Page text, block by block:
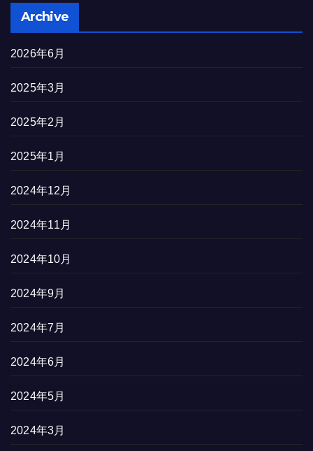
Archive
2026年6月
2025年3月
2025年2月
2025年1月
2024年12月
2024年11月
2024年10月
2024年9月
2024年7月
2024年6月
2024年5月
2024年3月